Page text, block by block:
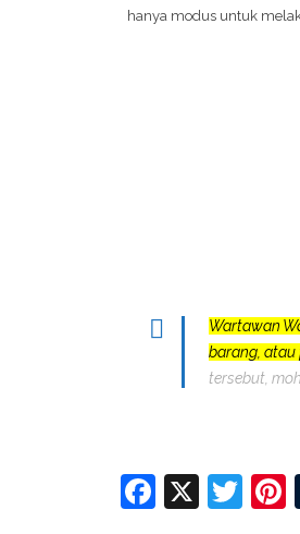
hanya modus untuk
Wartawan
barang, atau
tersebut,
X